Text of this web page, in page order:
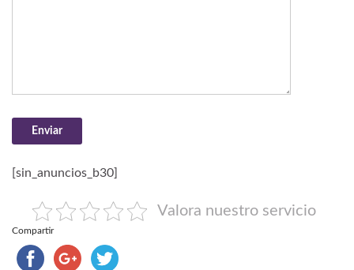
[sin_anuncios_b30]
Valora nuestro servicio
Compartir